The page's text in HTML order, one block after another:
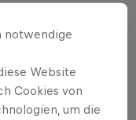
sich
aus Kanada
notwendige
Website
Cookies von
um die